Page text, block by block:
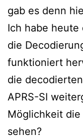
gab es denn
Ich habe
die
funktioniert
die
APRS-SI
Möglichkeit die
sehen?